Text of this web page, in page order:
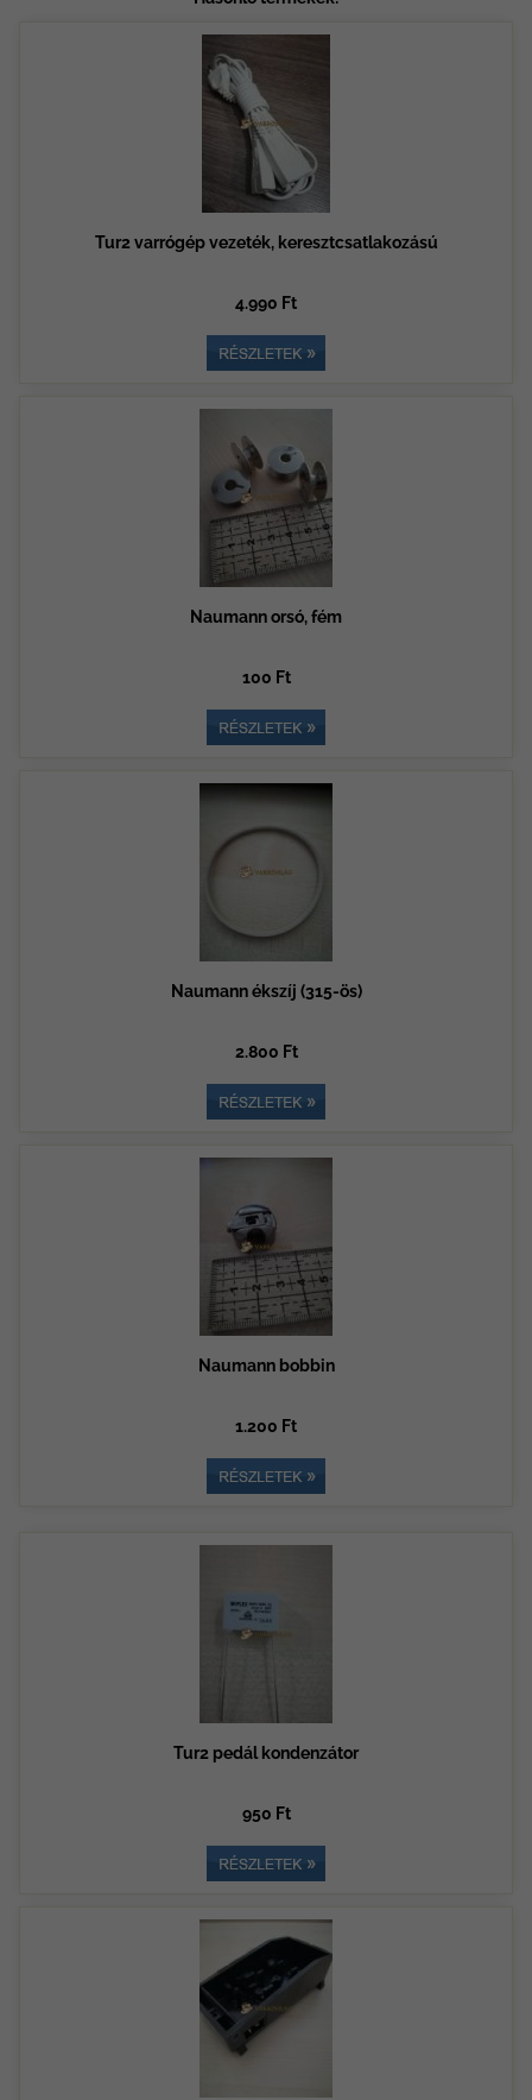
Tur2 varrógép vezeték, keresztcsatlakozású
4.990 Ft
Naumann orsó, fém
100 Ft
Naumann ékszíj (315-ös)
2.800 Ft
Naumann bobbin
1.200 Ft
Tur2 pedál kondenzátor
950 Ft